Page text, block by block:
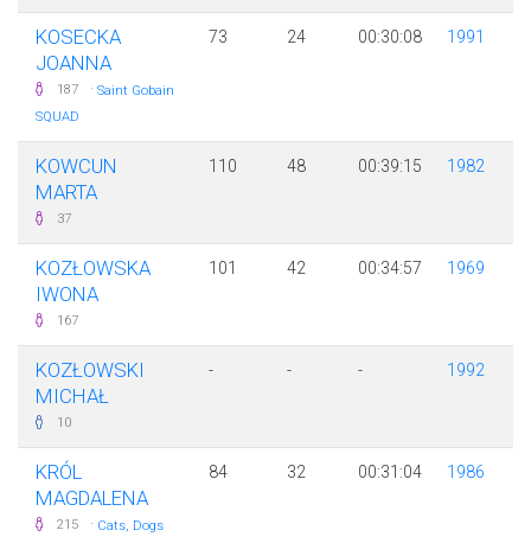
KOSECKA
JOANNA
187 · Saint Gobain
SQUAD
73 24 00:30:08 1991
KOWCUN
MARTA
37
110 48 00:39:15 1982
KOZŁOWSKA
IWONA
167
101 42 00:34:57 1969
KOZŁOWSKI
MICHAŁ
10
- - - 1992
KRÓL
MAGDALENA
215 · Cats, Dogs
84 32 00:31:04 1986